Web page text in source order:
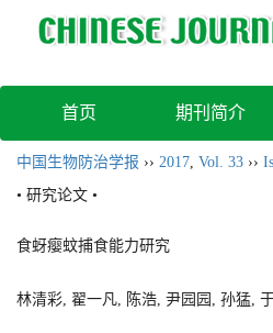
首页 期刊简介
中国生物防治学报 ›› 2017, Vol. 33 ››
• 研究论文 •
食蚜瘿蚊捕食能力研究
林清彩, 翟一凡, 陈浩, 尹园园, 孙猛,